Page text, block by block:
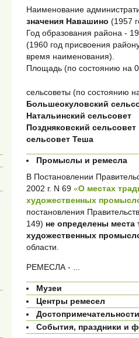
Наименование
значения Навашино (1957
Год образования района -
(1960 год присвоения
время наименования).
Площадь (по состоянию на
сельсоветы (по состоянию
Большеокуловский
Натальинский сельсовет
Поздняковский сельсовет
сельсовет Теша
Промыслы и ремесла
В Постановлении
2002 г. N 69 «О местах
художественных
постановления
149) не определены
художественных
области.
РЕМЕСЛА - ...
Музеи
Центры ремесел
Достопримечательности
События, праздники и